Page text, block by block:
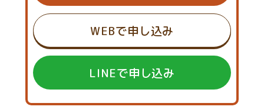
WEBで申し込み
LINEで申し込み